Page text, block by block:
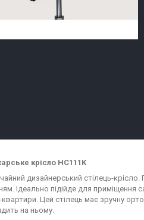
крісло HC111K
дизайнерський стілець-
Ідеально підійде для приміщення
Цей стілець має зручну
на ньому.